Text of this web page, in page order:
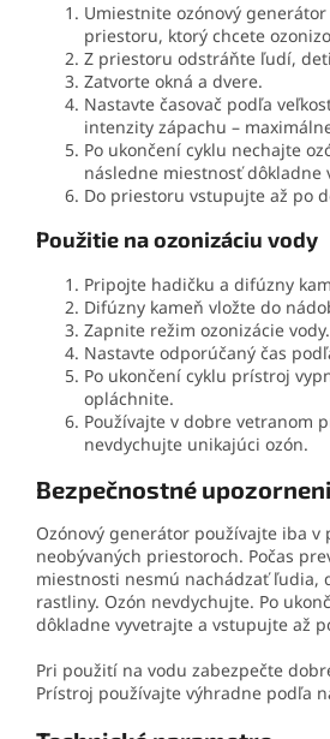
Umiestnite ozónový
priestoru, ktorý chcete
Z priestoru odstráňte ľudí,
Zatvorte okná a dvere.
Nastavte časovač podľa
intenzity zápachu –
Po ukončení cyklu nechajte
následne miestnosť dôkladne
Do priestoru vstupujte až po
Použitie na ozonizáciu vody
Pripojte hadičku a difúzny
Difúzny kameň vložte do
Zapnite režim ozonizácie vody.
Nastavte odporúčaný čas
Po ukončení cyklu prístroj
opláchnite.
Používajte v dobre vetranom
nevdychujte unikajúci ozón.
Bezpečnostné
Ozónový generátor používajte iba v
neobývaných priestoroch. Počas
miestnosti nesmú nachádzať ľudia,
rastliny. Ozón nevdychujte. Po
dôkladne vyvetrajte a vstupujte až
Pri použití na vodu zabezpečte
Prístroj používajte výhradne podľa